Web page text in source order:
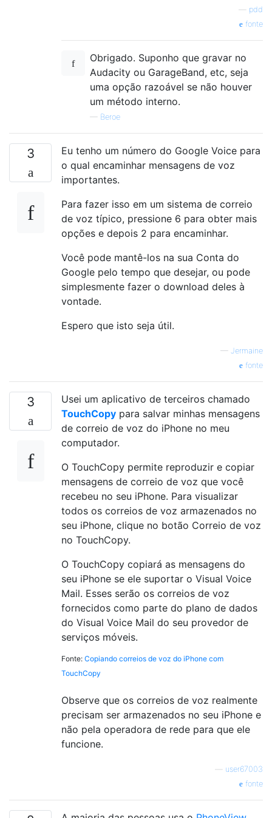
pdd
fonte
Obrigado. Suponho que gravar no
Audacity ou GarageBand, etc, seja
uma opção razoável se não houver
um método interno.
— Beroe
3
Eu tenho um número do Google Voice para
o qual encaminhar mensagens de voz
importantes.
Para fazer isso em um sistema de correio
de voz típico, pressione 6 para obter mais
opções e depois 2 para encaminhar.
Você pode mantê-los na sua Conta do
Google pelo tempo que desejar, ou pode
simplesmente fazer o download deles à
vontade.
Espero que isto seja útil.
— Jermaine
fonte
3
Usei um aplicativo de terceiros chamado
TouchCopy para salvar minhas mensagens
de correio de voz do iPhone no meu
computador.
O TouchCopy permite reproduzir e copiar
mensagens de correio de voz que você
recebeu no seu iPhone. Para visualizar
todos os correios de voz armazenados no
seu iPhone, clique no botão Correio de voz
no TouchCopy.
O TouchCopy copiará as mensagens do
seu iPhone se ele suportar o Visual Voice
Mail. Esses serão os correios de voz
fornecidos como parte do plano de dados
do Visual Voice Mail do seu provedor de
serviços móveis.
Fonte: Copiando correios de voz do iPhone com
TouchCopy
Observe que os correios de voz realmente
precisam ser armazenados no seu iPhone e
não pela operadora de rede para que ele
funcione.
user67003
fonte